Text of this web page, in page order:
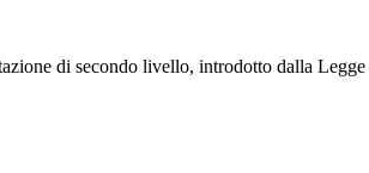
di secondo livello, introdotto dalla